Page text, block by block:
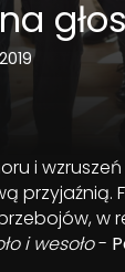
2019
i
przyjaźnią.
w
i wesoło-